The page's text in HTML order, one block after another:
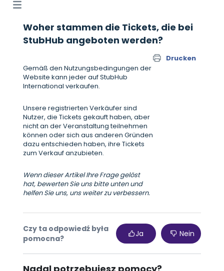
Woher stammen die Tickets, die bei
StubHub angeboten werden?
Drucken
Gemäß den Nutzungsbedingungen der
Website kann jeder auf StubHub
International verkaufen.
Unsere registrierten Verkäufer sind
Nutzer, die Tickets gekauft haben, aber
nicht an der Veranstaltung teilnehmen
können oder sich aus anderen Gründen
dazu entschieden haben, ihre Tickets
zum Verkauf anzubieten.
Wenn dieser Artikel Ihre Frage gelöst
hat, bewerten Sie uns bitte unten und
helfen Sie uns, uns weiter zu verbessern.
Czy ta odpowiedź była
pomocna?
Ja Nein